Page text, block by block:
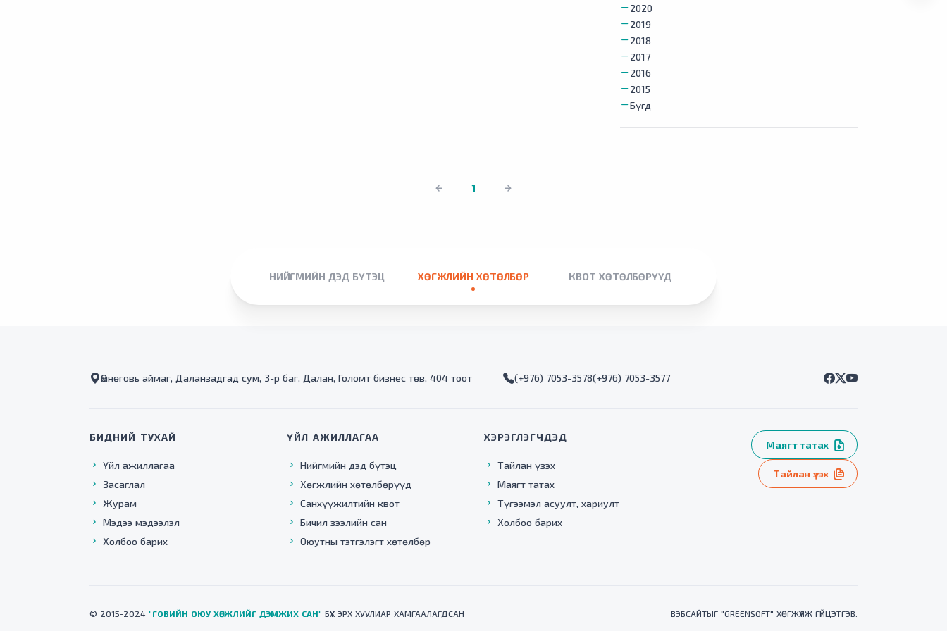
2020
2019
2018
2017
2016
2015
Бүгд
1
НИЙГМИЙН ДЭД БҮТЭЦ ХӨГЖЛИЙН ХӨТӨЛБӨР КВОТ ХӨТӨЛБӨРҮҮД
Өмнөговь аймаг, Даланзадгад сум, 3-р баг, Далан, Голомт бизнес төв, 404 тоот (+976) 7053-3578(+976) 7053-3577
БИДНИЙ ТУХАЙ
Үйл ажиллагаа
Засаглал
Журам
Мэдээ мэдээлэл
Холбоо барих
ҮЙЛ АЖИЛЛАГАА
Нийгмийн дэд бүтэц
Хөгжлийн хөтөлбөрүүд
Санхүүжилтийн квот
Бичил зээлийн сан
Оюутны тэтгэлэгт хөтөлбөр
ХЭРЭГЛЭГЧДЭД
Тайлан үзэх
Маягт татах
Түгээмэл асуулт, хариулт
Холбоо барих
Маягт татах
Тайлан үзэх
© 2015-2024 "ГОВИЙН ОЮУ ХӨГЖЛИЙГ ДЭМЖИХ САН" БҮХ ЭРХ ХУУЛИАР ХАМГААЛАГДСАН ВЭБСАЙТЫГ "GREENSOFT" ХӨГЖҮҮЛЖ ГҮЙЦЭТГЭВ.